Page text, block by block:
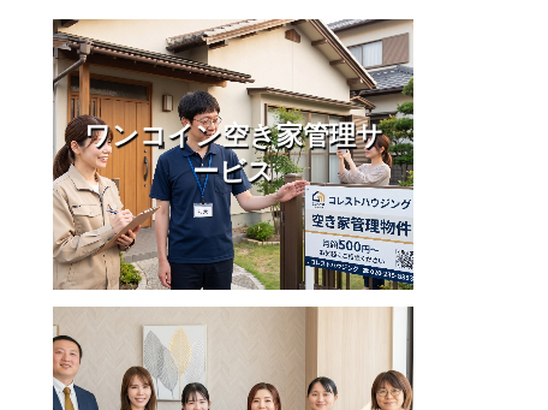
ワンコイン空き家管理サ
ービス